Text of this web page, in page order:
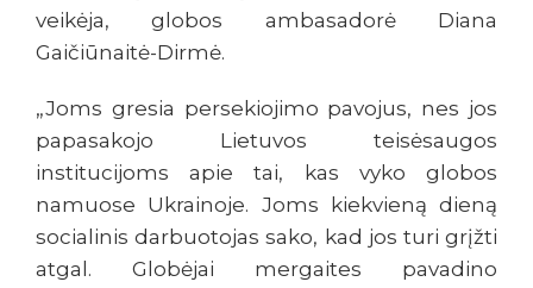
veikėja, globos ambasadorė Diana
Gaičiūnaitė-Dirmė.
„Joms gresia persekiojimo pavojus, nes jos
papasakojo Lietuvos teisėsaugos
institucijoms apie tai, kas vyko globos
namuose Ukrainoje. Joms kiekvieną dieną
socialinis darbuotojas sako, kad jos turi grįžti
atgal. Globėjai mergaites pavadino